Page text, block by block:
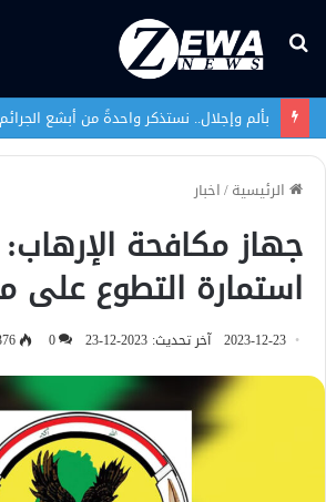
بحث
الرئيسية/اخبار
جهاز مكافحة
استمارة التطوع على
2023-12-23 آخر تحديث: 2023-12-23 0